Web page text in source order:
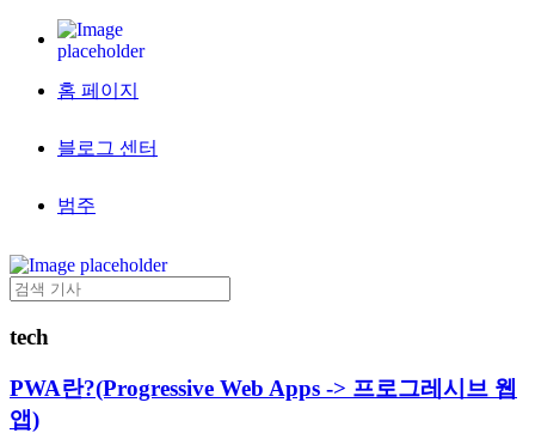
홈 페이지
블로그 센터
범주
tech
PWA란?(Progressive Web Apps -> 프로그레시브 웹
앱)